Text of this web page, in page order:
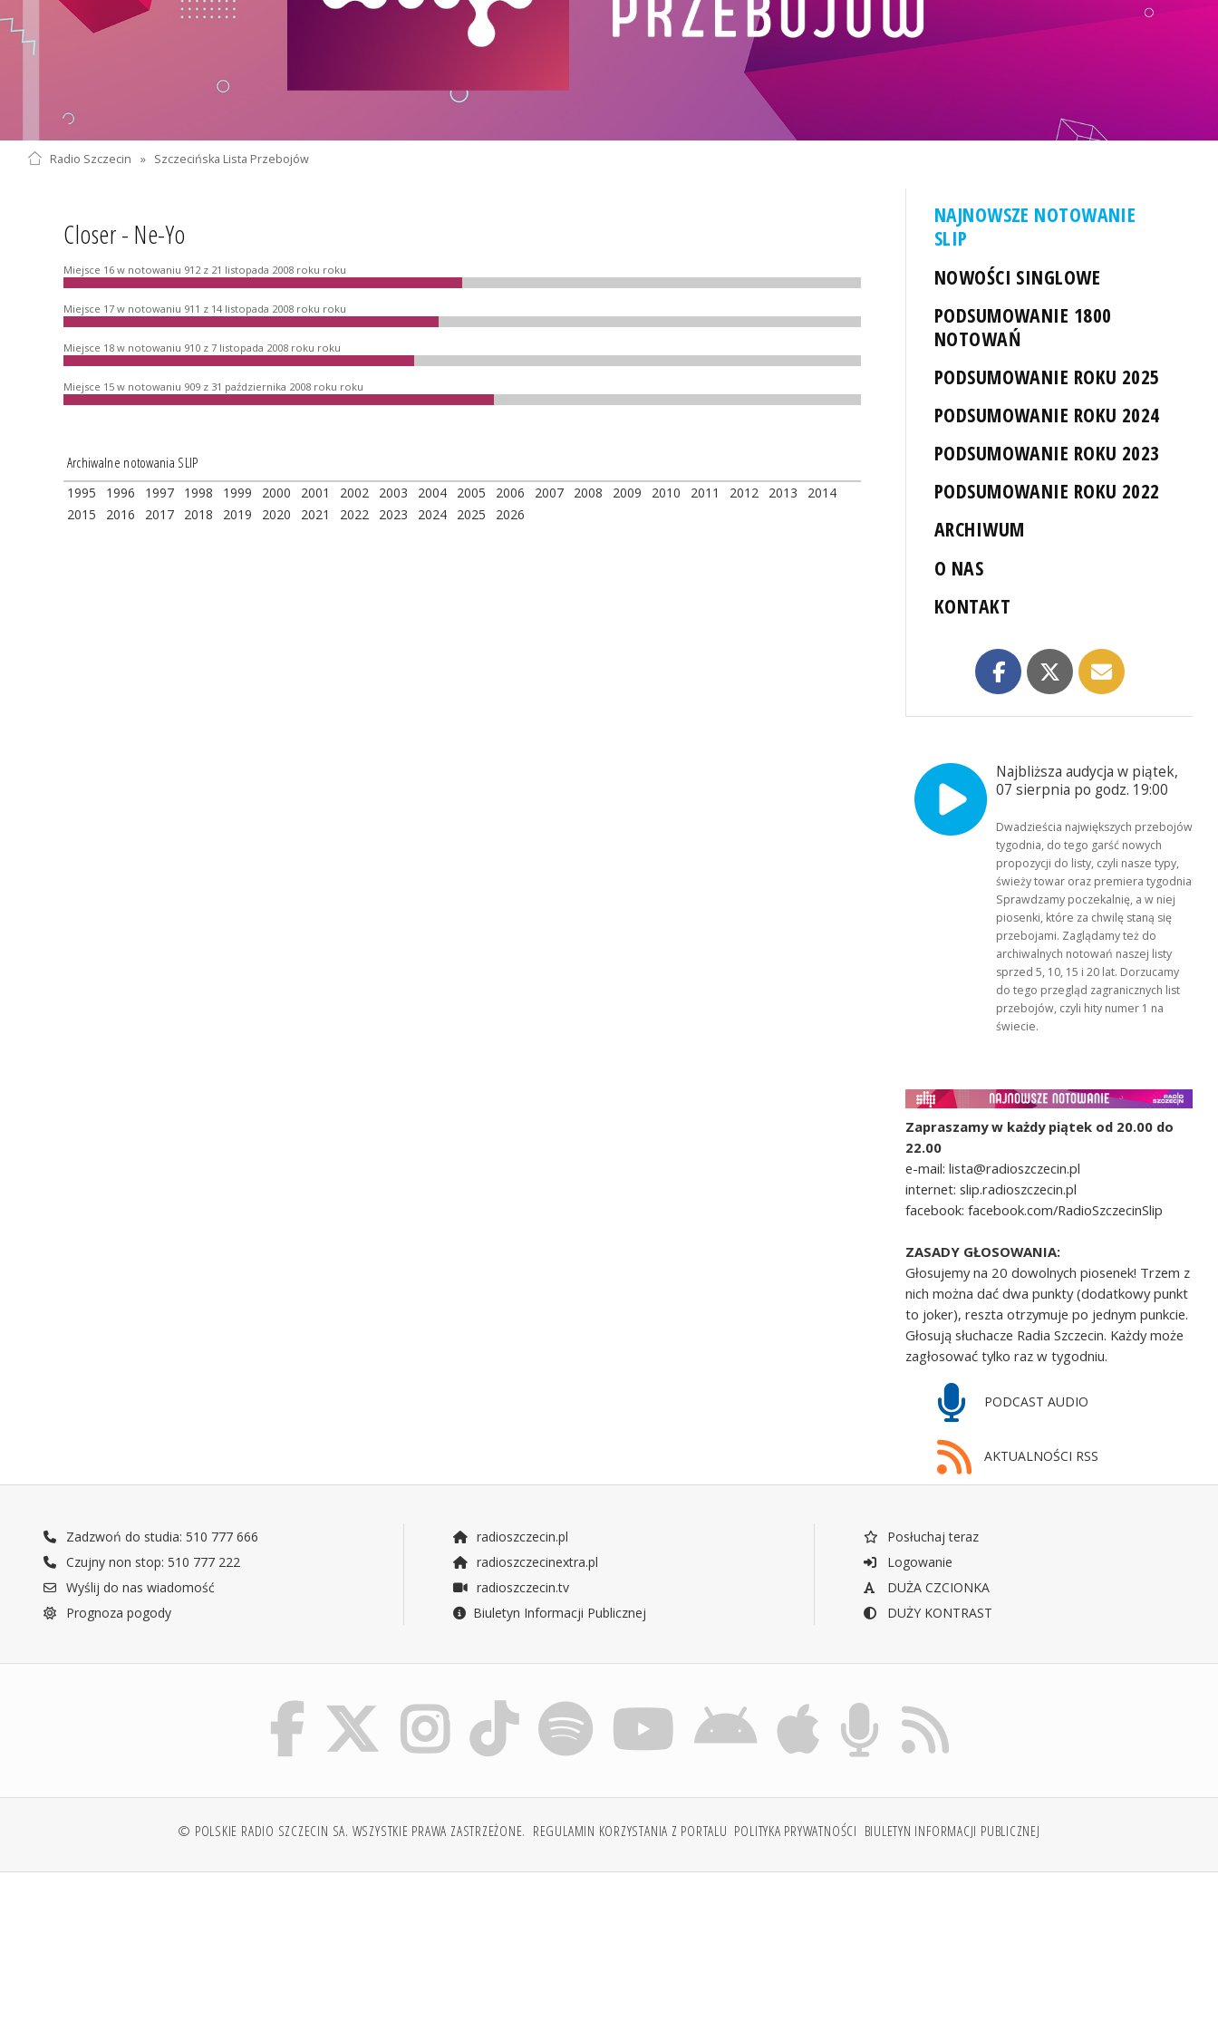
Radio Szczecin » Szczecińska Lista Przebojów
Closer - Ne-Yo
Miejsce 16 w notowaniu 912 z 21 listopada 2008 roku roku
Miejsce 17 w notowaniu 911 z 14 listopada 2008 roku roku
Miejsce 18 w notowaniu 910 z 7 listopada 2008 roku roku
Miejsce 15 w notowaniu 909 z 31 października 2008 roku roku
Archiwalne notowania SLIP
1995 1996 1997 1998 1999 2000 2001 2002 2003 2004 2005 2006 2007 2008 2009 2010 2011 2012 2013
2014
2015
2016 2017 2018 2019 2020 2021 2022 2023 2024 2025 2026
NAJNOWSZE NOTOWANIE
SLIP
NOWOŚCI SINGLOWE
PODSUMOWANIE 1800
NOTOWAŃ
PODSUMOWANIE ROKU 2025
PODSUMOWANIE ROKU 2024
PODSUMOWANIE ROKU 2023
PODSUMOWANIE ROKU 2022
ARCHIWUM
O NAS
KONTAKT
Najbliższa audycja w piątek,
07 sierpnia po godz. 19:00
Dwadzieścia największych przebojów
tygodnia, do tego garść nowych
propozycji do listy, czyli nasze typy,
świeży towar oraz premiera tygodnia!
Sprawdzamy poczekalnię, a w niej
piosenki, które za chwilę staną się
przebojami. Zaglądamy też do
archiwalnych notowań naszej listy
sprzed 5, 10, 15 i 20 lat. Dorzucamy
do tego przegląd zagranicznych list
przebojów, czyli hity numer 1 na
świecie.
Zapraszamy w każdy piątek od 20.00 do
22.00
e-mail: lista@radioszczecin.pl
internet: slip.radioszczecin.pl
facebook: facebook.com/RadioSzczecinSlip
ZASADY GŁOSOWANIA:
Głosujemy na 20 dowolnych piosenek! Trzem z
nich można dać dwa punkty (dodatkowy punkt
to joker), reszta otrzymuje po jednym punkcie.
Głosują słuchacze Radia Szczecin. Każdy może
zagłosować tylko raz w tygodniu.
PODCAST AUDIO
AKTUALNOŚCI RSS
Zadzwoń do studia: 510 777 666
Czujny non stop: 510 777 222
Wyślij do nas wiadomość
Prognoza pogody
radioszczecin.pl
radioszczecinextra.pl
radioszczecin.tv
Biuletyn Informacji Publicznej
Posłuchaj teraz
Logowanie
DUŻA CZCIONKA
DUŻY KONTRAST
© POLSKIE RADIO SZCZECIN SA. WSZYSTKIE PRAWA ZASTRZEŻONE. REGULAMIN KORZYSTANIA Z PORTALU POLITYKA PRYWATNOŚCI BIULETYN INFORMACJI PUBLICZNEJ